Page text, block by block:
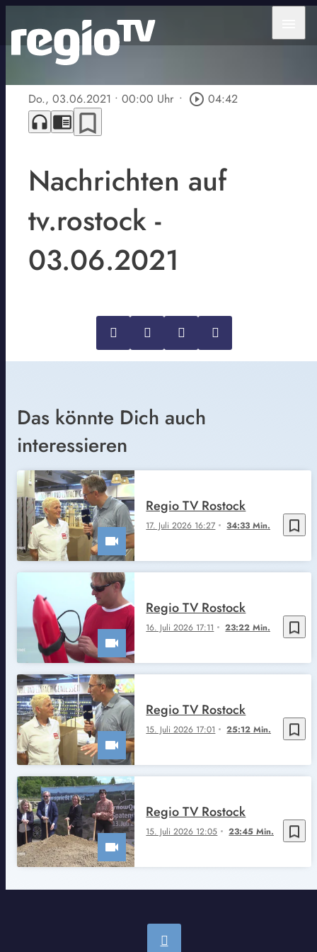
Do., 03.06.2021 • 00:00 Uhr • play_circle_outline 04:42
headphones chrome_reader_mode bookmark_border
Nachrichten auf
tv.rostock -
03.06.2021
Das könnte Dich auch
interessieren
bookmark_border
17. Juli 2026 16:27 34:33 Min.
Regio TV Rostock
bookmark_border
16. Juli 2026 17:11 23:22 Min.
Regio TV Rostock
bookmark_border
15. Juli 2026 17:01 25:12 Min.
Regio TV Rostock
bookmark_border
15. Juli 2026 12:05 23:45 Min.
Regio TV Rostock